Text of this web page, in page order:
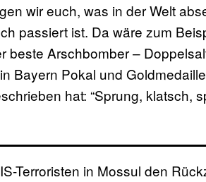
wir euch, was in der Welt
passiert ist. Da wäre zum
beste Arschbomber –
Bayern Pokal und
hat: “Sprung, klatsch,
Terroristen in Mossul den